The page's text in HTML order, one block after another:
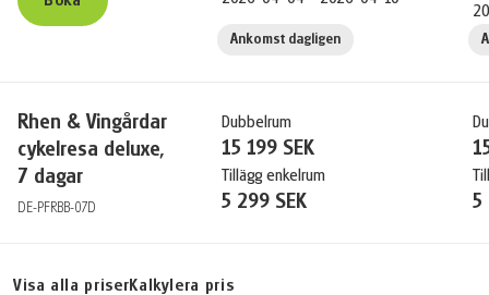
Rhen & Vingårdar
cykelresa deluxe,
7 dagar
DE-PFRBB-07D
Ankomst dagligen
Dubbelrum
15 199 SEK
Tillägg enkelrum
5 299 SEK 5
Visa alla priserKalkylera pris